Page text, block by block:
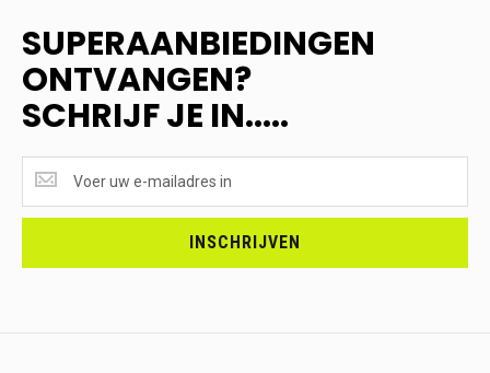
SUPERAANBIEDINGEN
ONTVANGEN?
SCHRIJF JE IN.....
ONTVANGEN?
<br>SCHRIJF
INSCHRIJVEN